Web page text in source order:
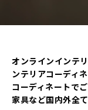
オンラインインテ
ンテリアコーディ
コーディネートで
家具など国内外全